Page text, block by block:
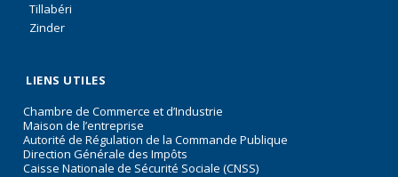
Tillabéri
Zinder
LIENS UTILES
Chambre de Commerce et d’Industrie
Maison de l’entreprise
Autorité de Régulation de la Commande Publique
Direction Générale des Impôts
Caisse Nationale de Sécurité Sociale (CNSS)